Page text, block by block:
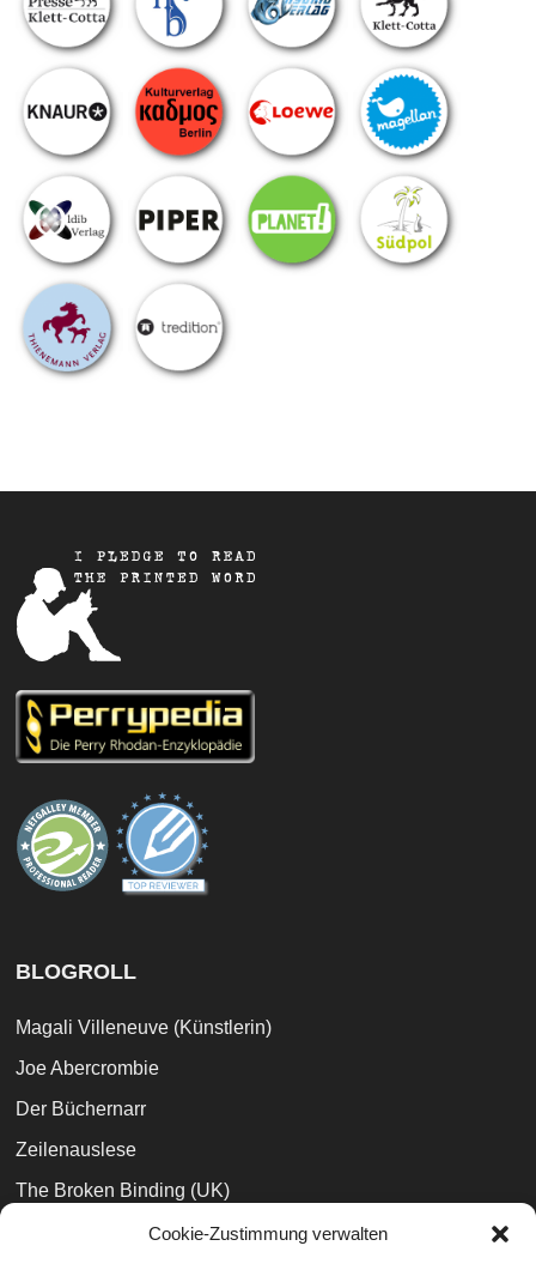
Cookie-Zustimmung verwalten
BLOGROLL
Magali Villeneuve (Künstlerin)
Joe Abercrombie
Der Büchernarr
Zeilenauslese
The Broken Binding (UK)
Jaspers Buchblog